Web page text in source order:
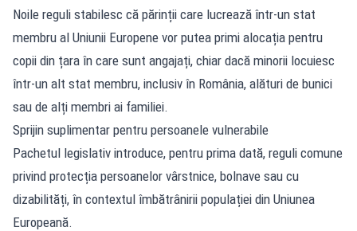
Noile reguli stabilesc că părinții care lucrează într-un stat
membru al Uniunii Europene vor putea primi alocația pentru
copii din țara în care sunt angajați, chiar dacă minorii locuiesc
într-un alt stat membru, inclusiv în România, alături de bunici
sau de alți membri ai familiei.
Sprijin suplimentar pentru persoanele vulnerabile
Pachetul legislativ introduce, pentru prima dată, reguli comune
privind protecția persoanelor vârstnice, bolnave sau cu
dizabilități, în contextul îmbătrânirii populației din Uniunea
Europeană.